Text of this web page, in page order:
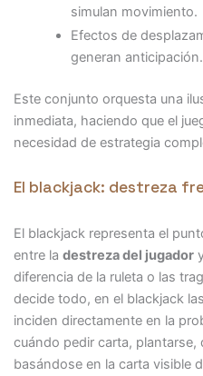
simulan movimiento.
Efectos de
generan anticipación.
Este conjunto orquesta una
inmediata, haciendo que el
necesidad de estrategia
El blackjack: destreza
El blackjack representa el
entre la destreza del jugador
diferencia de la ruleta o las
decide todo, en el blackjack
inciden directamente en la
cuándo pedir carta, plantarse,
basándose en la carta visible